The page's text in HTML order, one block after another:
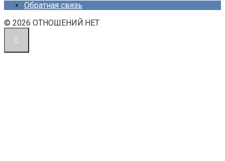
Обратная связь
© 2026 ОТНОШЕНИЙ.НЕТ